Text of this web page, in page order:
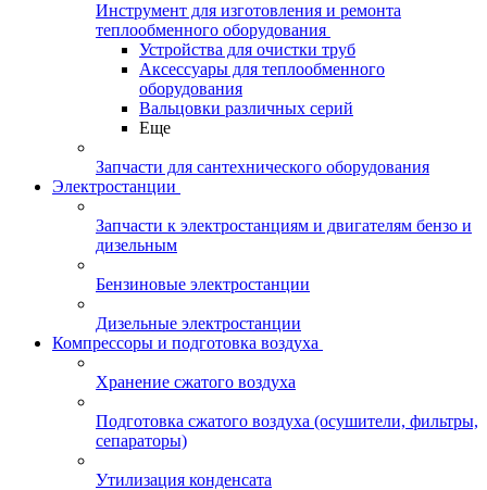
Инструмент для изготовления и ремонта
теплообменного оборудования
Устройства для очистки труб
Аксессуары для теплообменного
оборудования
Вальцовки различных серий
Еще
Запчасти для сантехнического оборудования
Электростанции
Запчасти к электростанциям и двигателям бензо и
дизельным
Бензиновые электростанции
Дизельные электростанции
Компрессоры и подготовка воздуха
Хранение сжатого воздуха
Подготовка сжатого воздуха (осушители, фильтры,
сепараторы)
Утилизация конденсата